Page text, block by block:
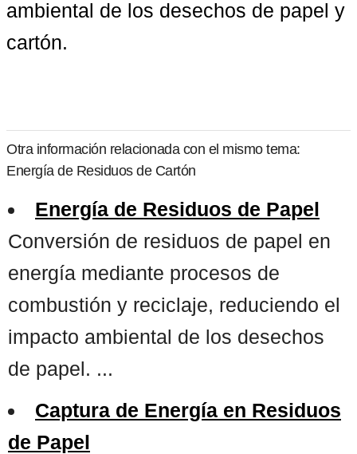
ambiental de los desechos de papel y
cartón.
Otra información relacionada con el mismo tema:
Energía de Residuos de Cartón
Energía de Residuos de Papel
Conversión de residuos de papel en
energía mediante procesos de
combustión y reciclaje, reduciendo el
impacto ambiental de los desechos
de papel. ...
Captura de Energía en Residuos
de Papel